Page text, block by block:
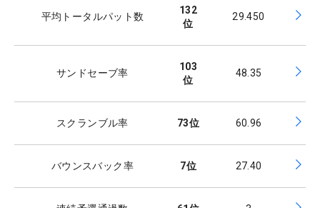
平均トータルパット数
132
位
29.450
サンドセーブ率
103
位
48.35
スクランブル率 73位 60.96
バウンスバック率 7位 27.40